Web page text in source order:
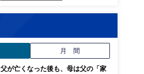
月 間
父が亡くなった後も、母は父の「家